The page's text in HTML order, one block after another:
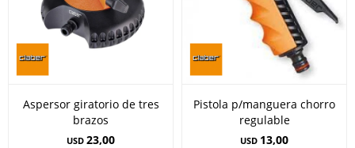
Aspersor giratorio de tres
brazos
USD 23,00
Pistola p/manguera chorro
regulable
USD 13,00